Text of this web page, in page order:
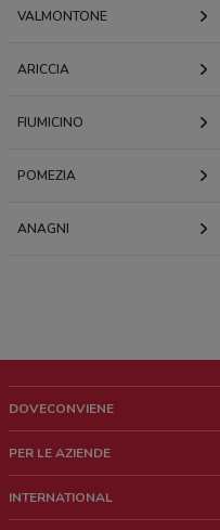
VALMONTONE
ARICCIA
FIUMICINO
POMEZIA
ANAGNI
DOVECONVIENE
Chi siamo
PER LE AZIENDE
Richieste commerciali e marketing
INTERNATIONAL